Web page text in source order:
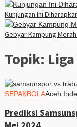
Kunjungan Ini
Gebyar Kampung
Topik:
SEPAKBOLAAceh
Prediksi